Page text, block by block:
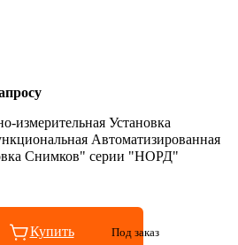
измерительная Установка
Автоматизированная
Снимков" серии "НОРД"
из 5
Купить Под заказ